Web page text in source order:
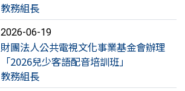
教務組長
2026-06-19
財團法人公共電視文化事業基金會辦理
「2026兒少客語配音培訓班」
教務組長